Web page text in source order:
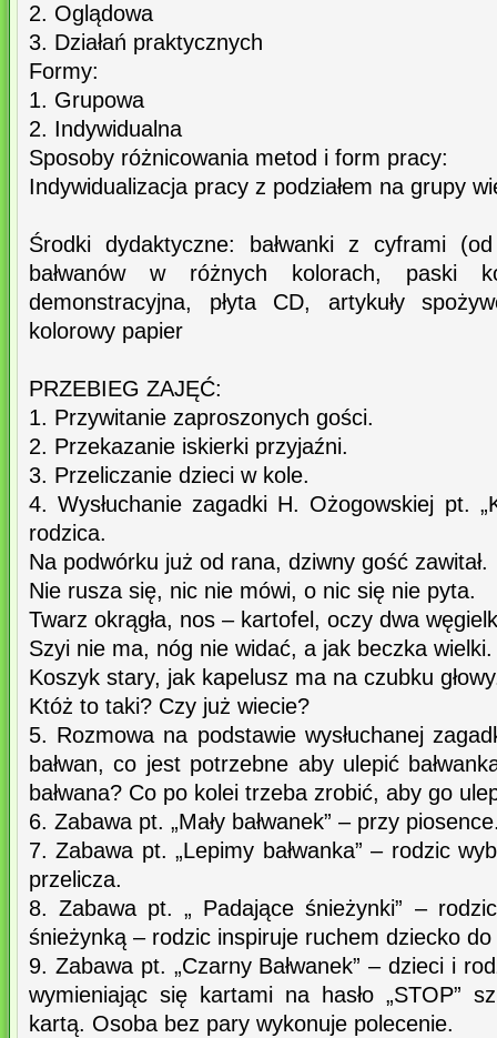
2. Oglądowa
3. Działań praktycznych
Formy:
1. Grupowa
2. Indywidualna
Sposoby różnicowania metod i form pracy:
Indywidualizacja pracy z podziałem na grupy
Środki dydaktyczne: bałwanki z cyframi
bałwanów w różnych kolorach, paski
demonstracyjna, płyta CD, artykuły
kolorowy papier
PRZEBIEG ZAJĘĆ:
1. Przywitanie zaproszonych gości.
2. Przekazanie iskierki przyjaźni.
3. Przeliczanie dzieci w kole.
4. Wysłuchanie zagadki H. Ożogowskiej pt.
rodzica.
Na podwórku już od rana, dziwny gość zawitał.
Nie rusza się, nic nie mówi, o nic się nie pyta.
Twarz okrągła, nos – kartofel, oczy dwa
Szyi nie ma, nóg nie widać, a jak beczka wielki.
Koszyk stary, jak kapelusz ma na czubku
Któż to taki? Czy już wiecie?
5. Rozmowa na podstawie wysłuchanej
bałwan, co jest potrzebne aby ulepić
bałwana? Co po kolei trzeba zrobić, aby go
6. Zabawa pt. „Mały bałwanek” – przy
7. Zabawa pt. „Lepimy bałwanka” – rodzic
przelicza.
8. Zabawa pt. „ Padające śnieżynki” –
śnieżynką – rodzic inspiruje ruchem dziecko do
9. Zabawa pt. „Czarny Bałwanek” – dzieci i
wymieniając się kartami na hasło „STOP”
kartą. Osoba bez pary wykonuje polecenie.